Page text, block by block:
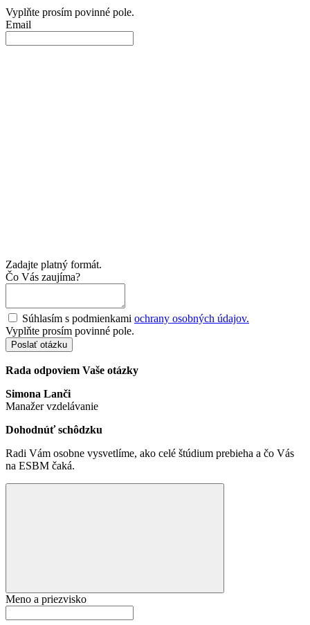
Vyplňte prosím povinné pole.
Email
Zadajte platný formát.
Čo Vás zaujíma?
Súhlasím s podmienkami ochrany osobných údajov.
Vyplňte prosím povinné pole.
Poslať otázku
Rada odpoviem Vaše otázky
Simona Lanči
Manažer vzdelávanie
Dohodnúť schôdzku
Radi Vám osobne vysvetlíme, ako celé štúdium prebieha a čo Vás
na ESBM čaká.
Meno a priezvisko